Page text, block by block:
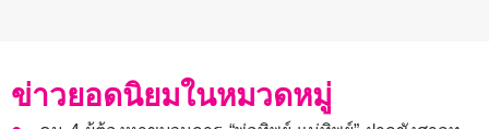
ข่าวยอดนิยมในหมวดหมู่